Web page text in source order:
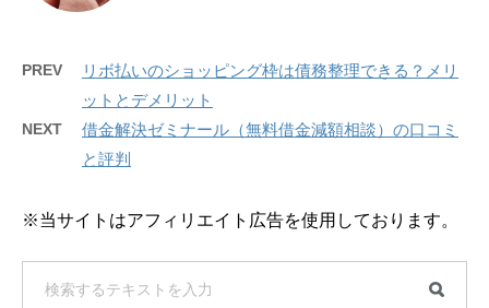
PREV
リボ払いのショッピング枠は債務整理できる？メリ
ットとデメリット
NEXT
借金解決ゼミナール（無料借金減額相談）の口コミ
と評判
※当サイトはアフィリエイト広告を使用しております。